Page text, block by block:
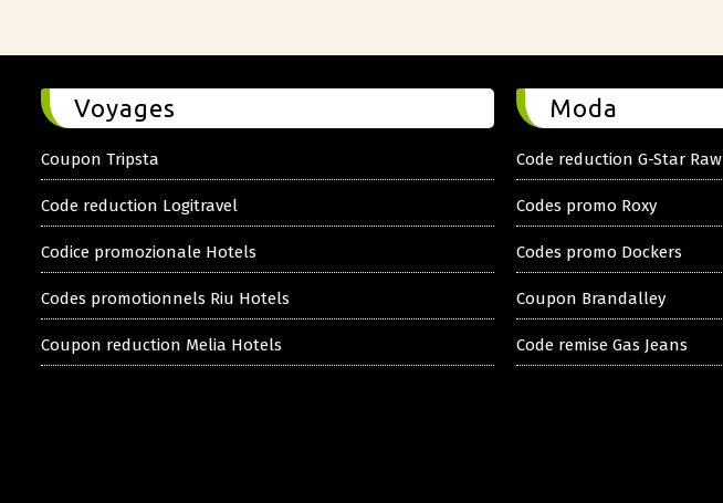
Voyages
Coupon Tripsta
Code reduction Logitravel
Codice promozionale Hotels
Codes promotionnels Riu Hotels
Coupon reduction Melia Hotels
Moda
Code reduction G-Star Raw
Codes promo Roxy
Codes promo Dockers
Coupon Brandalley
Code remise Gas Jeans